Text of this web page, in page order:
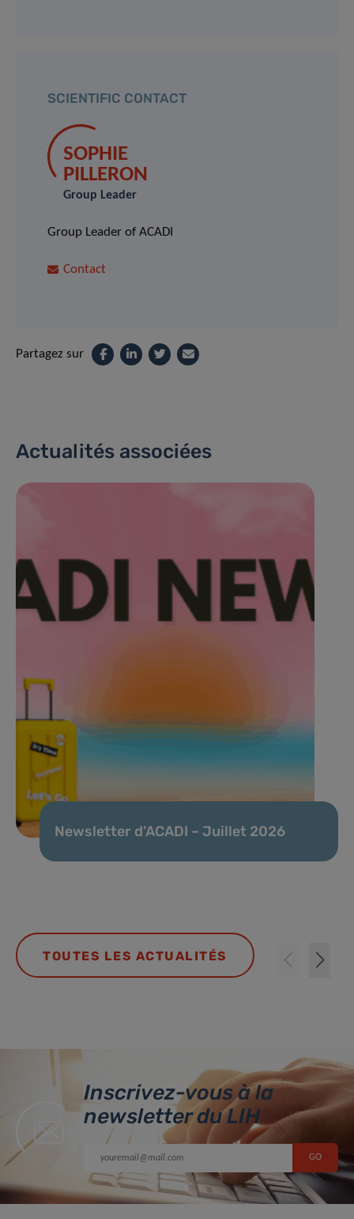
SCIENTIFIC CONTACT
SOPHIE
PILLERON
Group Leader
Group Leader of ACADI
Contact
Partagez sur
Actualités associées
Newsletter d’ACADI – Juillet 2026
TOUTES LES ACTUALITÉS
Inscrivez-vous à la
newsletter du LIH